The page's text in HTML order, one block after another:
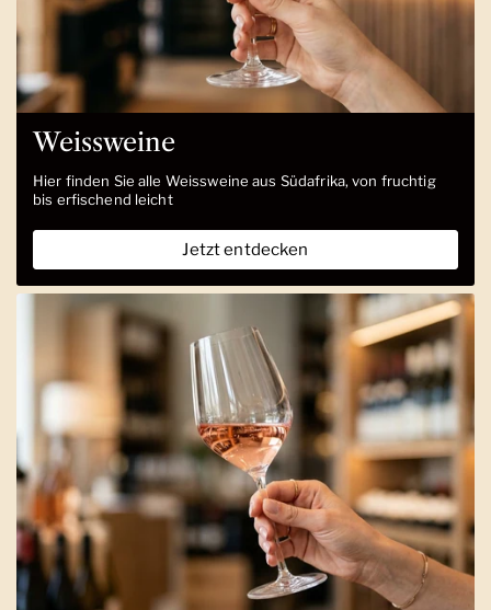
Weissweine
Hier finden Sie alle Weissweine aus Südafrika, von fruchtig
bis erfischend leicht
Jetzt entdecken